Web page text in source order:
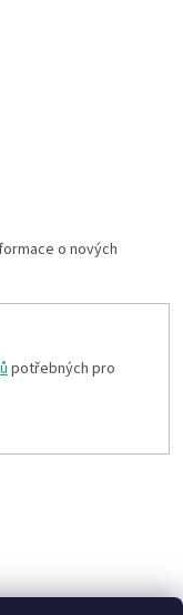
o nových
potřebných pro